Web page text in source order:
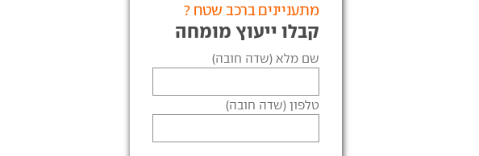
מתעניינים ברכב שטח ?
קבלו ייעוץ מומחה
שם מלא (שדה חובה)
טלפון (שדה חובה)